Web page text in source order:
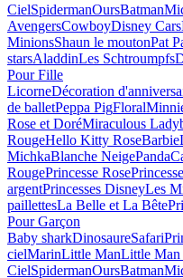
CielSpidermanOursBatman
AvengersCowboyDisney Cars
MinionsShaun le moutonPat
starsAladdinLes Schtroumpfs
Pour Fille
LicorneDécoration
de balletPeppa PigFloral
Rose et DoréMiraculous
RougeHello Kitty RoseBarbie
MichkaBlanche NeigePanda
RougePrincesse Rose
argentPrincesses DisneyLes
paillettesLa Belle et La Bête
Pour Garçon
Baby sharkDinosaureSafari
cielMarinLittle ManLittle Man
CielSpidermanOursBatman